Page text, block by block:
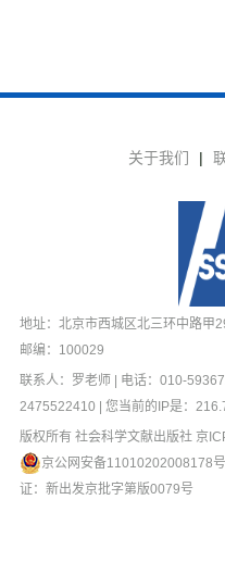
关于我们 |
地址：北京市西城区北三环中路甲
邮编：100029
联系人：罗老师 | 电话：010-
2475522410 | 您当前的IP是：
版权所有 社会科学文献出版社 京
京公网安备11010202008178号
证：新出发京批字第版0079号